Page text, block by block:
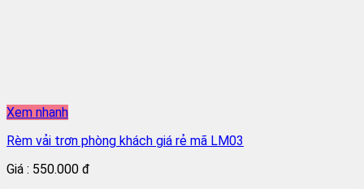
Xem nhanh
Rèm vải trơn phòng khách giá rẻ mã LM03
Giá : 550.000 đ